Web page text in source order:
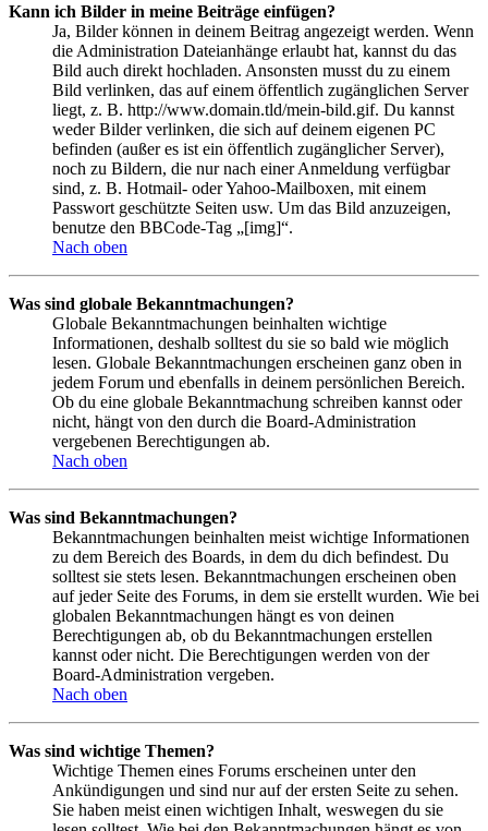
Kann ich Bilder in meine Beiträge einfügen?
Ja, Bilder können in deinem Beitrag angezeigt werden. Wenn
die Administration Dateianhänge erlaubt hat, kannst du das
Bild auch direkt hochladen. Ansonsten musst du zu einem
Bild verlinken, das auf einem öffentlich zugänglichen Server
liegt, z. B. http://www.domain.tld/mein-bild.gif. Du kannst
weder Bilder verlinken, die sich auf deinem eigenen PC
befinden (außer es ist ein öffentlich zugänglicher Server),
noch zu Bildern, die nur nach einer Anmeldung verfügbar
sind, z. B. Hotmail- oder Yahoo-Mailboxen, mit einem
Passwort geschützte Seiten usw. Um das Bild anzuzeigen,
benutze den BBCode-Tag „[img]“.
Nach oben
Was sind globale Bekanntmachungen?
Globale Bekanntmachungen beinhalten wichtige
Informationen, deshalb solltest du sie so bald wie möglich
lesen. Globale Bekanntmachungen erscheinen ganz oben in
jedem Forum und ebenfalls in deinem persönlichen Bereich.
Ob du eine globale Bekanntmachung schreiben kannst oder
nicht, hängt von den durch die Board-Administration
vergebenen Berechtigungen ab.
Nach oben
Was sind Bekanntmachungen?
Bekanntmachungen beinhalten meist wichtige Informationen
zu dem Bereich des Boards, in dem du dich befindest. Du
solltest sie stets lesen. Bekanntmachungen erscheinen oben
auf jeder Seite des Forums, in dem sie erstellt wurden. Wie bei
globalen Bekanntmachungen hängt es von deinen
Berechtigungen ab, ob du Bekanntmachungen erstellen
kannst oder nicht. Die Berechtigungen werden von der
Board-Administration vergeben.
Nach oben
Was sind wichtige Themen?
Wichtige Themen eines Forums erscheinen unter den
Ankündigungen und sind nur auf der ersten Seite zu sehen.
Sie haben meist einen wichtigen Inhalt, weswegen du sie